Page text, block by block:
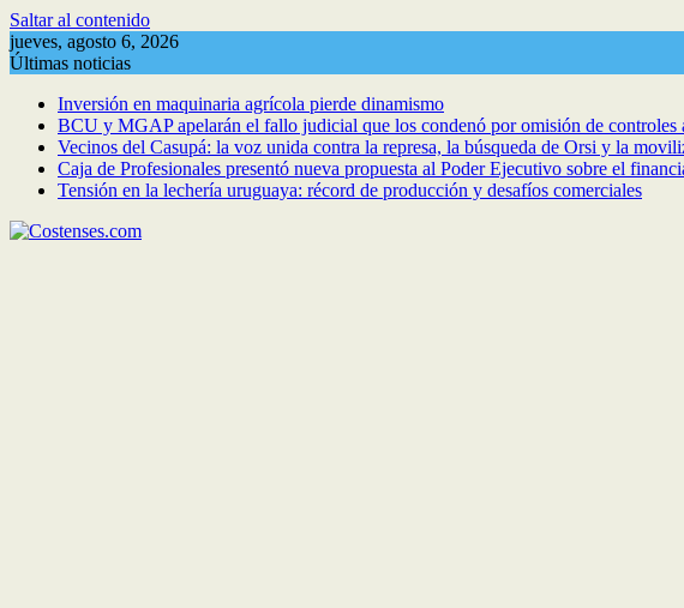
Saltar al contenido
jueves, agosto 6, 2026
Últimas noticias
Inversión en maquinaria agrícola pierde dinamismo
BCU y MGAP apelarán el fallo judicial que los condenó por omisión de controles
Vecinos del Casupá: la voz unida contra la represa, la búsqueda de Orsi y la
Caja de Profesionales presentó nueva propuesta al Poder Ejecutivo sobre el
Tensión en la lechería uruguaya: récord de producción y desafíos comerciales